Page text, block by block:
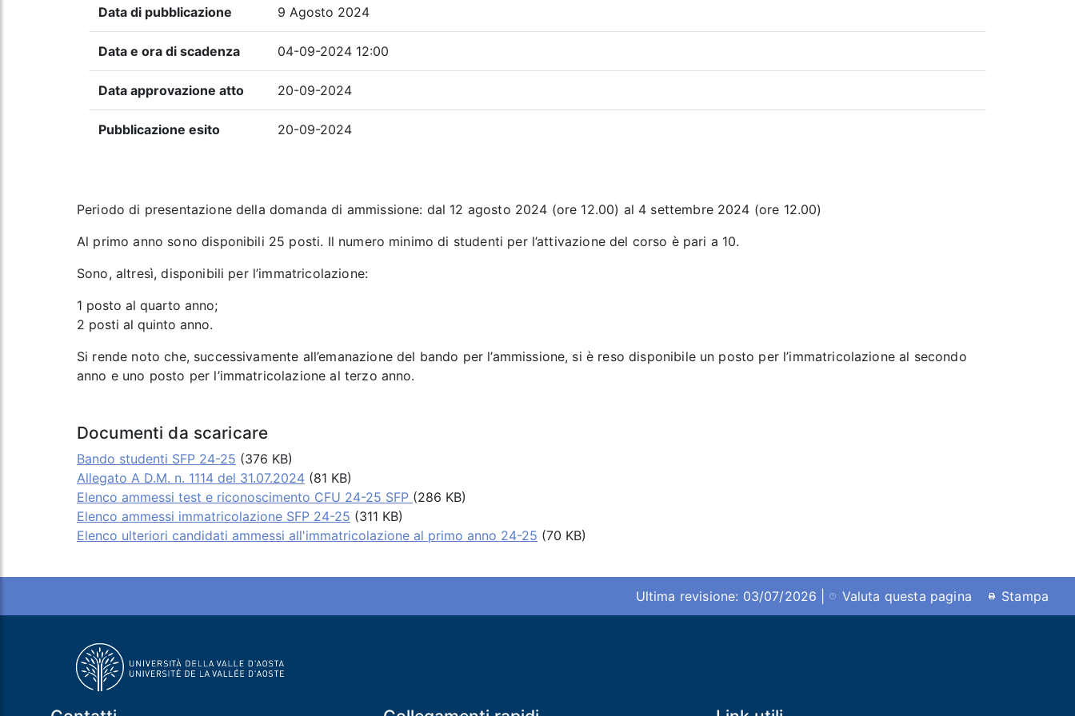
Data di pubblicazione 9 Agosto 2024
Data e ora di scadenza 04-09-2024 12:00
Data approvazione atto 20-09-2024
Pubblicazione esito 20-09-2024
Periodo di presentazione della domanda di ammissione: dal 12 agosto 2024 (ore 12.00) al 4 settembre 2024 (ore 12.00)
Al primo anno sono disponibili 25 posti. Il numero minimo di studenti per l’attivazione del corso è pari a 10.
Sono, altresì, disponibili per l’immatricolazione:
1 posto al quarto anno;
2 posti al quinto anno.
Si rende noto che, successivamente all’emanazione del bando per l’ammissione, si è reso disponibile un posto per l’immatricolazione al secondo
anno e uno posto per l’immatricolazione al terzo anno.
Documenti da scaricare
Bando studenti SFP 24-25 (376 KB)
Allegato A D.M. n. 1114 del 31.07.2024 (81 KB)
Elenco ammessi test e riconoscimento CFU 24-25 SFP (286 KB)
Elenco ammessi immatricolazione SFP 24-25 (311 KB)
Elenco ulteriori candidati ammessi all'immatricolazione al primo anno 24-25 (70 KB)
Ultima revisione: 03/07/2026 | Valuta questa pagina Stampa